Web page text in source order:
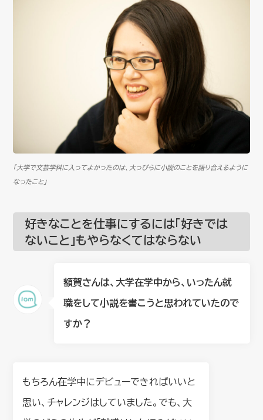
「大学で文芸学科に入ってよかったのは、大っぴらに小説のことを語り合えるように
なったこと」
好きなことを仕事にするには「好きでは
ないこと」もやらなくてはならない
額賀さんは、大学在学中から、いったん就
職をして小説を書こうと思われていたので
すか？
もちろん在学中にデビューできればいいと
思い、チャレンジはしていました。でも、大